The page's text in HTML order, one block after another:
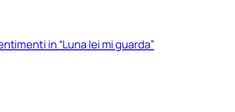
in “Luna lei mi guarda”